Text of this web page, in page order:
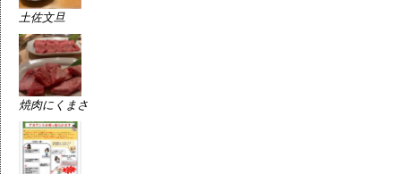
土佐文旦
焼肉にくまさ